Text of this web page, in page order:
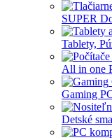
SUPER
Tablety,
All in one
Gaming
Detské